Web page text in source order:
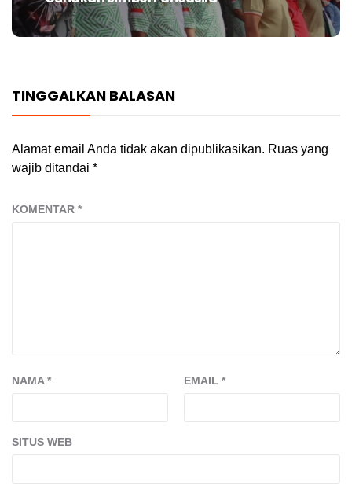
post:
TINGGALKAN BALASAN
Alamat email Anda tidak akan dipublikasikan. Ruas yang
wajib ditandai *
KOMENTAR *
NAMA* EMAIL *
SITUS WEB